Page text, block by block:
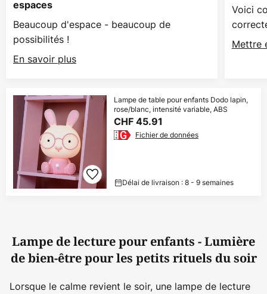
espaces
Beaucoup d'espace - beaucoup de
possibilités !
En savoir plus
Voici
Mettre
Lampe de table pour enfants Dodo lapin,
rose/blanc, intensité variable, ABS
CHF 45.91
Fichier de données
Délai de livraison : 8 - 9 semaines
Lampe de lecture pour enfants - Lumière
de bien-être pour les petits rituels du soir
Lorsque le calme revient le soir, une lampe de lecture